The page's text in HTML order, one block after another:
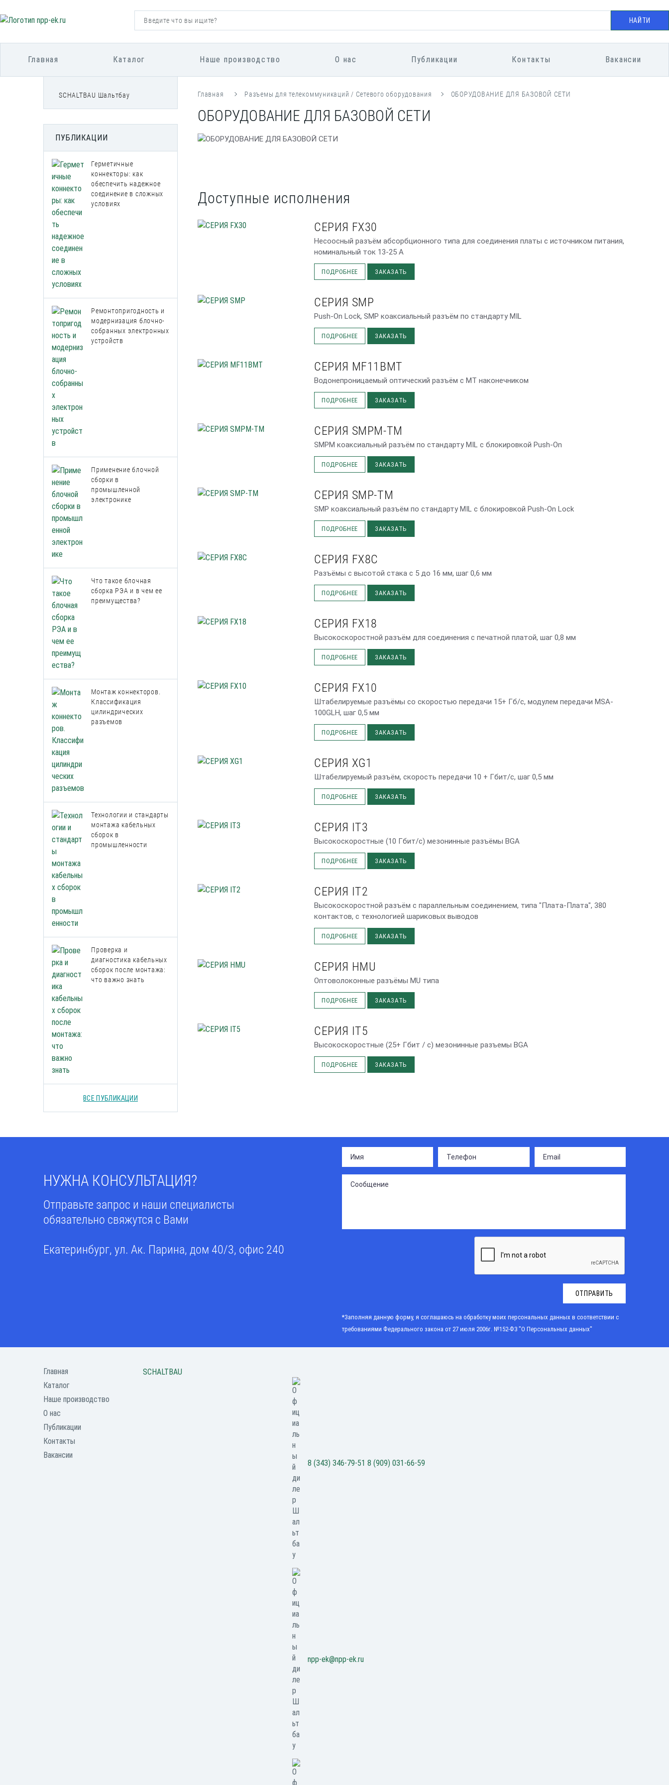
НАЙТИ
Главная Каталог Наше производство О нас Публикации Контакты Вакансии
SCHALTBAU Шальтбау
ПУБЛИКАЦИИ
Герметичные
коннекторы: как
обеспечить надежное
соединение в сложных
условиях
Ремонтопригодность и
модернизация блочно-
собранных электронных
устройств
Применение блочной
сборки в
промышленной
электронике
Что такое блочная
сборка РЭА и в чем ее
преимущества?
Монтаж коннекторов.
Классификация
цилиндрических
разъемов
Технологии и стандарты
монтажа кабельных
сборок в
промышленности
Проверка и
диагностика кабельных
сборок после монтажа:
что важно знать
ВСЕ ПУБЛИКАЦИИ
Главная Разъемы для телекоммуникаций / Сетевого оборудования ОБОРУДОВАНИЕ ДЛЯ БАЗОВОЙ СЕТИ
ОБОРУДОВАНИЕ ДЛЯ БАЗОВОЙ СЕТИ
Доступные исполнения
СЕРИЯ FX30
Несоосный разъём абсорбционного типа для соединения платы с источником питания,
номинальный ток 13-25 А
ПОДРОБНЕЕ ЗАКАЗАТЬ
СЕРИЯ SMP
Push-On Lock, SMP коаксиальный разъём по стандарту MIL
ПОДРОБНЕЕ ЗАКАЗАТЬ
СЕРИЯ MF11BMT
Водонепроницаемый оптический разъём с MT наконечником
ПОДРОБНЕЕ ЗАКАЗАТЬ
СЕРИЯ SMPM-TM
SMPM коаксиальный разъём по стандарту MIL с блокировкой Push-On
ПОДРОБНЕЕ ЗАКАЗАТЬ
СЕРИЯ SMP-TM
SMP коаксиальный разъём по стандарту MIL с блокировкой Push-On Lock
ПОДРОБНЕЕ ЗАКАЗАТЬ
СЕРИЯ FX8C
Разъёмы с высотой стака с 5 до 16 мм, шаг 0,6 мм
ПОДРОБНЕЕ ЗАКАЗАТЬ
СЕРИЯ FX18
Высокоскоростной разъём для соединения с печатной платой, шаг 0,8 мм
ПОДРОБНЕЕ ЗАКАЗАТЬ
СЕРИЯ FX10
Штабелируемые разъёмы со скоростью передачи 15+ Гб/с, модулем передачи MSA-
100GLH, шаг 0,5 мм
ПОДРОБНЕЕ ЗАКАЗАТЬ
СЕРИЯ XG1
Штабелируемый разъём, скорость передачи 10 + Гбит/с, шаг 0,5 мм
ПОДРОБНЕЕ ЗАКАЗАТЬ
СЕРИЯ IT3
Высокоскоростные (10 Гбит/с) мезонинные разъёмы BGA
ПОДРОБНЕЕ ЗАКАЗАТЬ
СЕРИЯ IT2
Высокоскоростной разъём с параллельным соединением, типа "Плата-Плата", 380
контактов, с технологией шариковых выводов
ПОДРОБНЕЕ ЗАКАЗАТЬ
СЕРИЯ HMU
Оптоволоконные разъёмы MU типа
ПОДРОБНЕЕ ЗАКАЗАТЬ
СЕРИЯ IT5
Высокоскоростные (25+ Гбит / с) мезонинные разъемы BGA
ПОДРОБНЕЕ ЗАКАЗАТЬ
НУЖНА КОНСУЛЬТАЦИЯ?
Отправьте запрос и наши специалисты
обязательно свяжутся с Вами
Екатеринбург, ул. Ак. Парина, дом 40/3, офис 240
ОТПРАВИТЬ
*Заполняя данную форму, я соглашаюсь на обработку моих персональных данных в соответствии с
требованиями Федерального закона от 27 июля 2006г. №152-Ф3 "О Персональных данных"
Главная
Каталог
Наше производство
О нас
Публикации
Контакты
Вакансии
SCHALTBAU
8 (343) 346-79-51 8 (909) 031-66-59
npp-ek@npp-ek.ru